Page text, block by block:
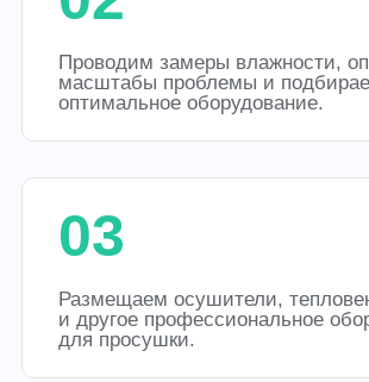
Проводим замеры влажности,
масштабы проблемы и
оптимальное оборудование.
03
Размещаем осушители,
и другое профессиональное
для просушки.